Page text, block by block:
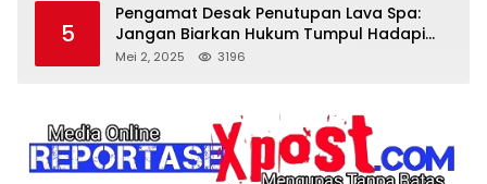
5
Pengamat Desak Penutupan Lava Spa:
Jangan Biarkan Hukum Tumpul Hadapi
‘Spa Berkedok
Mei 2, 2025 3196